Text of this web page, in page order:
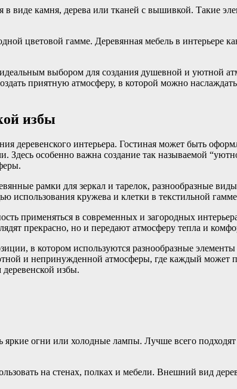
виде камня, дерева или тканей с вышивкой. Такие
цветовой гамме. Деревянная мебель в интерьере
идеальным выбором для создания душевной и уютной
приятную атмосферу, в которой можно
избы
деревенского интерьера. Гостиная может быть
особенно важна создание так называемой
рамки для зеркал и тарелок, разнообразные
использования кружева и клетки в текстильной
применяться в современных и загородных
прекрасно, но и передают атмосферу тепла и
в котором используются разнообразные
и непринужденной атмосферы, где каждый может
избы.
огни или холодные лампы. Лучше всего
на стенах, полках и мебели. Внешний вид